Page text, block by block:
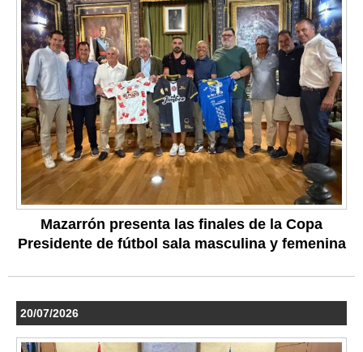
Mazarrón presenta las finales de la Copa
Presidente de fútbol sala masculina y femenina
20/07/2026